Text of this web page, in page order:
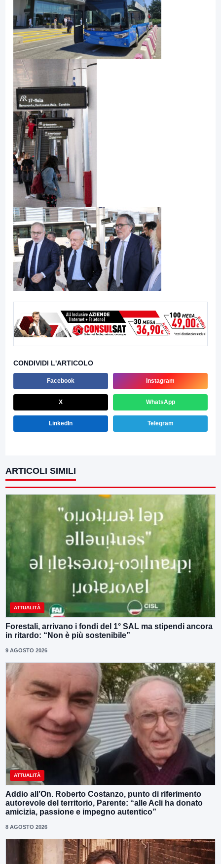
CONDIVIDI L'ARTICOLO
Facebook Instagram
X WhatsApp
LinkedIn Telegram
ARTICOLI SIMILI
ATTUALITÀ
Forestali, arrivano i fondi del 1° SAL ma stipendi ancora
in ritardo: “Non è più sostenibile”
9 AGOSTO 2026
ATTUALITÀ
Addio all’On. Roberto Costanzo, punto di riferimento
autorevole del territorio, Parente: “alle Acli ha donato
amicizia, passione e impegno autentico”
8 AGOSTO 2026